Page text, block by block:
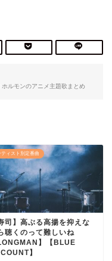
ルモンのアニメ主題歌まとめ
ティスト別定番曲
司】高ぶる高揚を抑えな
聴くのって難しいね
】【BLUE
】